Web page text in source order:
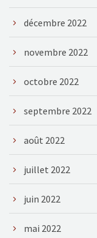
décembre 2022
novembre 2022
octobre 2022
septembre 2022
août 2022
juillet 2022
juin 2022
mai 2022